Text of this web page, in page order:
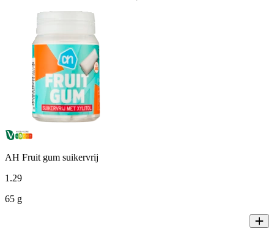
AH Fruit gum suikervrij
1 .29
65 g